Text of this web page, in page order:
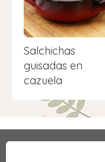
Salchichas
guisadas en
cazuela